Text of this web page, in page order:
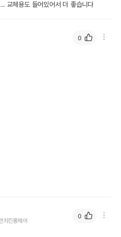
교체용도 들어있어서 더 좋습니다
0
치킨롱헤어
0